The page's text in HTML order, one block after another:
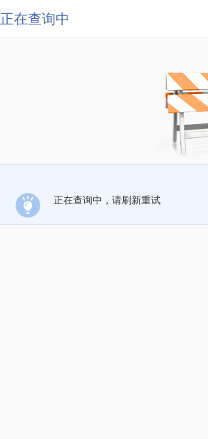
正在查询中
正在查询中，请刷新重试